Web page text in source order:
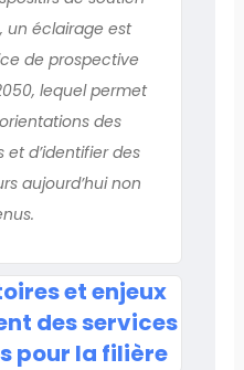
un éclairage est
de prospective
lequel permet
des
d’identifier des
aujourd’hui non
et enjeux
des services
pour la filière